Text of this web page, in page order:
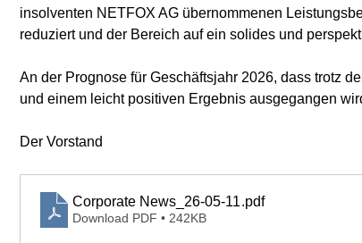
insolventen NETFOX AG übernommenen
reduziert und der Bereich auf ein solides und
An der Prognose für Geschäftsjahr 2026, dass trotz
und einem leicht positiven Ergebnis ausgegangen
Der Vorstand
Corporate News_26-05-11.pdf
Download PDF • 242KB